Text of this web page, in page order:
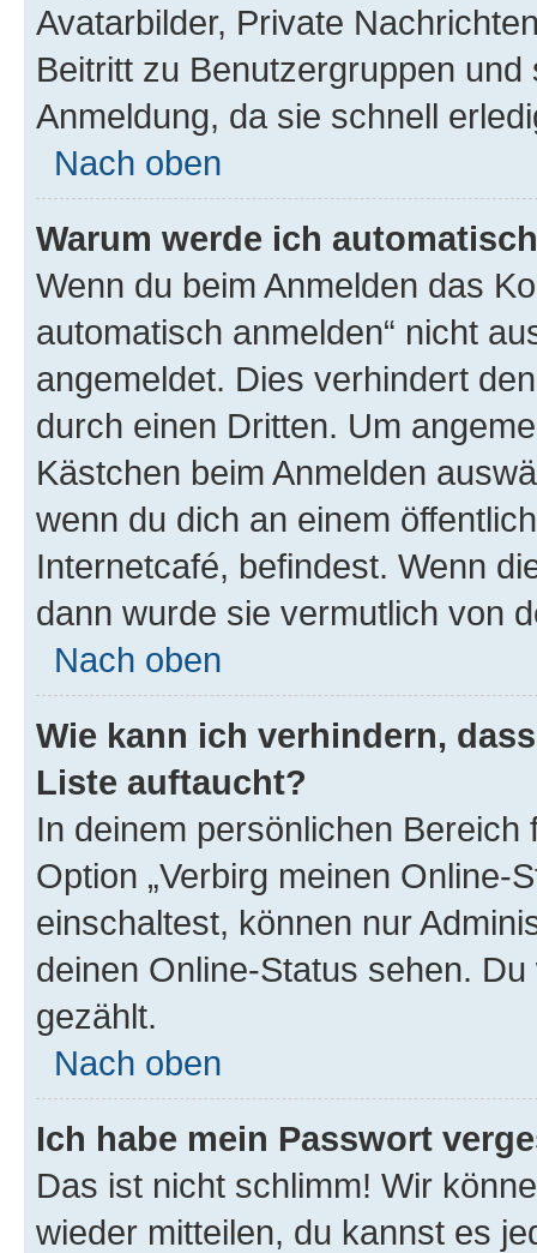
Avatarbilder, Private
Beitritt zu Benutzergruppen
Anmeldung, da sie schnell
Nach oben
Warum werde ich
Wenn du beim Anmelden das
automatisch anmelden“ nicht
angemeldet. Dies verhindert
durch einen Dritten. Um
Kästchen beim Anmelden
wenn du dich an einem
Internetcafé, befindest. Wenn
dann wurde sie vermutlich von
Nach oben
Wie kann ich verhindern,
Liste auftaucht?
In deinem persönlichen
Option „Verbirg meinen Online-
einschaltest, können nur
deinen Online-Status sehen.
gezählt.
Nach oben
Ich habe mein Passwort
Das ist nicht schlimm! Wir
wieder mitteilen, du kannst es